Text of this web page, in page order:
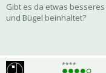
Gibt es da etwas
und Bügel beinhaltet?
****